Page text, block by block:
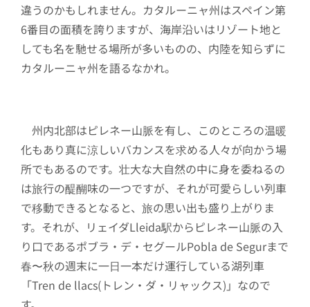
違うのかもしれません。カタルーニャ州はスペイン第
6番目の面積を誇りますが、海岸沿いはリゾート地と
しても名を馳せる場所が多いものの、内陸を知らずに
カタルーニャ州を語るなかれ。
州内北部はピレネー山脈を有し、このところの温暖
化もあり真に涼しいバカンスを求める人々が向かう場
所でもあるのです。壮大な大自然の中に身を委ねるの
は旅行の醍醐味の一つですが、それが可愛らしい列車
で移動できるとなると、旅の思い出も盛り上がりま
す。それが、リェイダLleida駅からピレネー山脈の入
り口であるポブラ・デ・セグールPobla de Segurまで
春〜秋の週末に一日一本だけ運行している湖列車
「Tren de llacs(トレン・ダ・リャックス)」なので